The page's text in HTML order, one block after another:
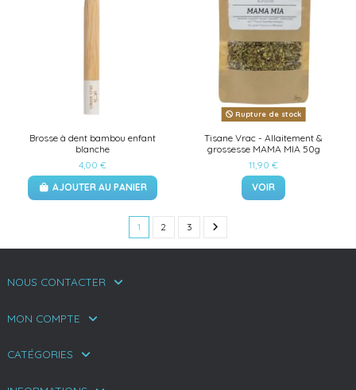
Brosse à dent bambou enfant
blanche
4,00 €
AJOUTER AU PANIER
Rupture de stock
Tisane Vrac - Allaitement &
grossesse MAMA MIA 50g
11,90 €
VOIR
1 2 3
NOUS CONTACTER
MON COMPTE
CATÉGORIES